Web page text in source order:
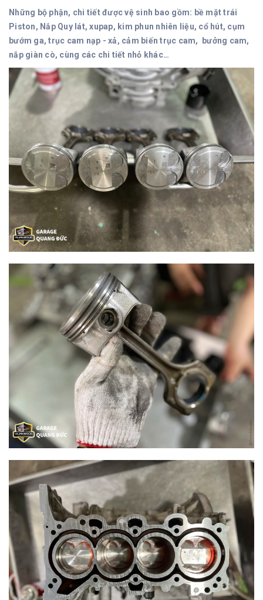
Những bộ phận, chi tiết được vệ sinh bao gồm: bề mặt trái
Piston, Nắp Quy lát, xupap, kim phun nhiên liệu, cổ hút, cụm
bướm ga, trục cam nạp - xả, cảm biến trục cam, bưởng cam,
nắp giàn cò, cùng các chi tiết nhỏ khác…